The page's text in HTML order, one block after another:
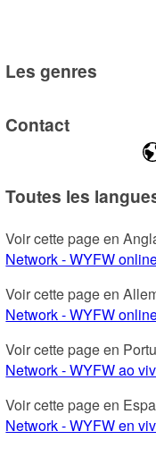
Les genres
Contact
Toutes les
Voir cette page en
Network - WYFW
Voir cette page en
Network - WYFW
Voir cette page en
Network - WYFW ao
Voir cette page en
Network - WYFW en